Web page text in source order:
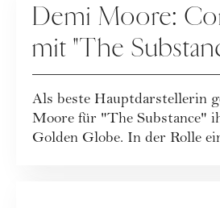
Demi Moore:
mit "The
Als beste Hauptdarstellerin
Moore für "The Substance"
Golden Globe. In der Rolle